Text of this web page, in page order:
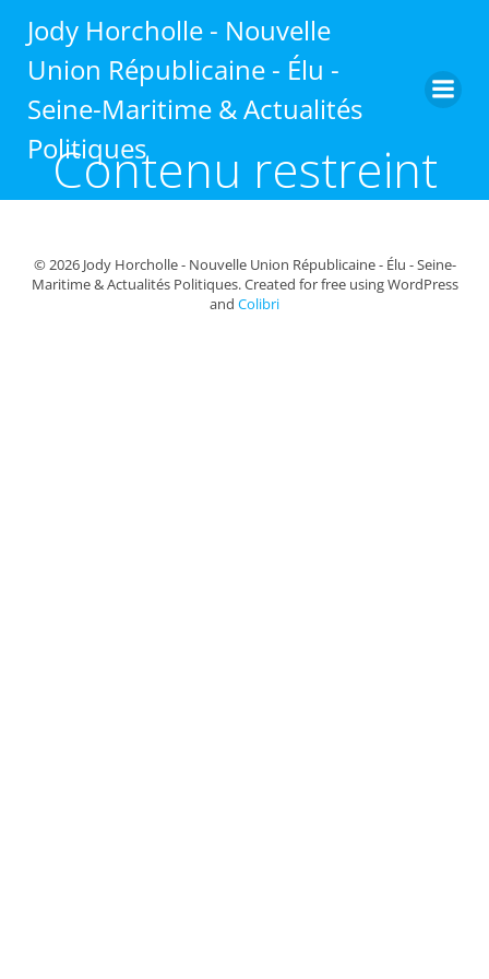
au
contenu
Jody Horcholle - Nouvelle
Union Républicaine - Élu -
Seine-Maritime & Actualités
Politiques
Contenu restreint
© 2026 Jody Horcholle - Nouvelle Union Républicaine - Élu - Seine-
Maritime & Actualités Politiques. Created for free using WordPress
and Colibri